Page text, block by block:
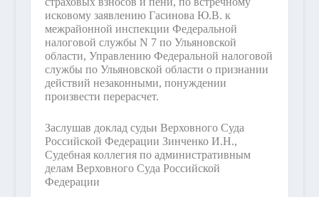
исковому заявлению Гасинова Ю.В. к
межрайонной инспекции Федеральной
налоговой службы N 7 по Ульяновской
области, Управлению Федеральной налоговой
службы по Ульяновской области о признании
действий незаконными, понуждении
произвести перерасчет.
Заслушав доклад судьи Верховного Суда
Российской Федерации Зинченко И.Н.,
Судебная коллегия по административным
делам Верховного Суда Российской
Федерации